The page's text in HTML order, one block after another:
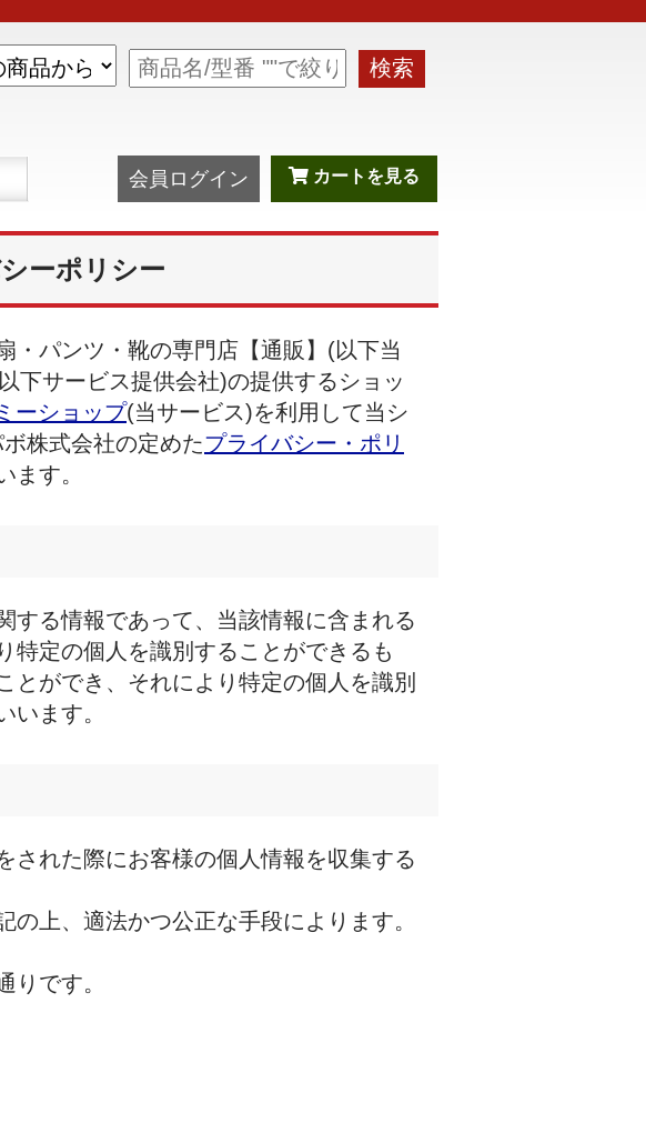
検索
会員ログイン カートを見る
ーポリシー
・パンツ・靴の専門店【通販】(以下当
下サービス提供会社)の提供するショッ
ーショップ(当サービス)を利用して当シ
株式会社の定めたプライバシー・ポリ
ます。
する情報であって、当該情報に含まれる
特定の個人を識別することができるも
とができ、それにより特定の個人を識別
います。
された際にお客様の個人情報を収集する
上、適法かつ公正な手段によります。
りです。